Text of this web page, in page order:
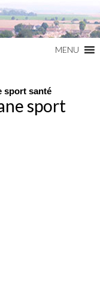
MENU
sport santé
sport